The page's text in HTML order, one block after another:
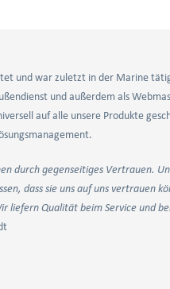
und war zuletzt in der Marine
und außerdem als
auf alle unsere Produkte
durch gegenseitiges Vertrauen.
dass sie uns auf uns vertrauen
liefern Qualität beim Service und